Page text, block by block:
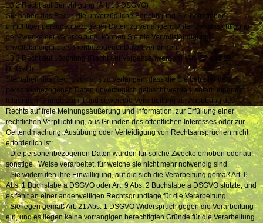
13.2 Recht auf Berichtigung (Art. 16 DSGVO)
Sie haben das Recht, die unverzügliche Berichtigung Sie betreffender
unrichtiger personenbezogener Daten zu verlangen. Unter Berücksichtigung
der Zwecke der Verarbeitung, können Sie die Vervollständigung
unvollständiger personenbezogener Daten verlangen.
13.3 Recht auf Löschung (Recht auf Vergessenwerden) (Art. 17 und 19
DSGVO)
Sie haben das Recht, von uns zu verlangen, dass die Sie betreffenden
personenbezogenen Daten unverzüglich gelöscht werden, sofern einer der
folgenden Gründe zutrifft und soweit die Verarbeitung zur Ausübung des
Rechts auf freie Meinungsäußerung und Information, zur Erfüllung einer
rechtlichen Verpflichtung, aus Gründen des öffentlichen Interesses oder zur
Geltendmachung, Ausübung oder Verteidigung von Rechtsansprüchen nicht
erforderlich ist:
- Die personenbezogenen Daten wurden für solche Zwecke erhoben oder auf
sonstige Weise verarbeitet, für welche sie nicht mehr notwendig sind.
- Sie widerrufen ihre Einwilligung, auf die sich die Verarbeitung gemäß Art. 6
Abs. 1 Buchstabe a DSGVO oder Art. 9 Abs. 2 Buchstabe a DSGVO stützte, und
es fehlt an einer anderweitigen Rechtsgrundlage für die Verarbeitung.
- Sie legen gemäß Art. 21 Abs. 1 DSGVO Widerspruch gegen die Verarbeitung
ein, und es liegen keine vorrangigen berechtigten Gründe für die Verarbeitung